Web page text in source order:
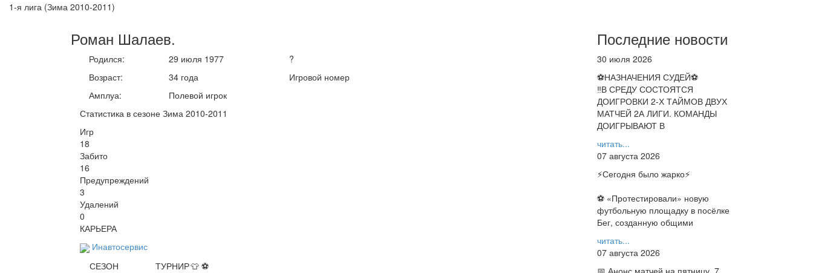
1-я лига (Зима 2010-2011)
Роман Шалаев.
Родился:
Возраст:
Амплуа:
29 июля 1977
34 года
Полевой игрок
?
Игровой номер
Статистика в сезоне Зима 2010-2011
Игр
18
Забито
16
Предупреждений
3
Удалений
0
КАРЬЕРА
Инавтосервис
СЕЗОН
ТУРНИР👕 ⚽
Последние новости
30 июля 2026
⚽НАЗНАЧЕНИЯ СУДЕЙ⚽
‼В СРЕДУ СОСТОЯТСЯ
ДОИГРОВКИ 2-Х ТАЙМОВ ДВУХ
МАТЧЕЙ 2А ЛИГИ. КОМАНДЫ
ДОИГРЫВАЮТ В
читать...
07 августа 2026
⚡️Сегодня было жарко⚡️
⚽ ️«Протестировали» новую
футбольную площадку в посёлке
Бег, созданную общими
читать...
07 августа 2026